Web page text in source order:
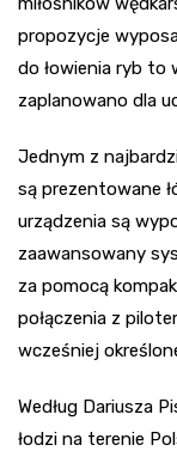
propozycje
do łowienia ryb to
zaplanowano dla
Jednym z
są prezentowane
urządzenia są
zaawansowany
za pomocą
połączenia z
wcześniej
Według Dariusza
łodzi na terenie